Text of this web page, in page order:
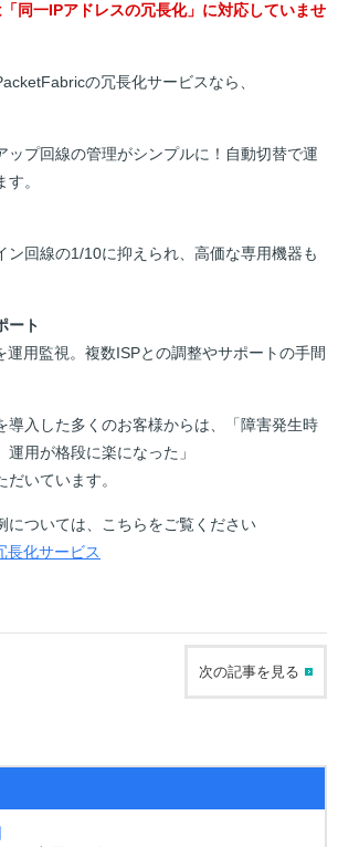
同一IPアドレスの冗長化」に対応していませ
の冗長化サービスなら、
ップ回線の管理がシンプルに！自動切替で運
。
ン回線の1/10に抑えられ、高価な専用機器も
ート
運用監視。複数ISPとの調整やサポートの手間
導入した多くのお客様からは、「障害発生時
用が格段に楽になった」
いています。
については、こちらをご覧ください
長化サービス
次の記事を見る